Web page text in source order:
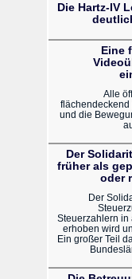
Die Hartz-IV
Eine
Alle
flächendeckend
und die
Der
früher als
oder
Der
Steuerzahlern in
erhoben wird
Ein großer Teil